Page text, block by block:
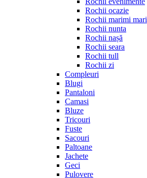
Rochii ocazie
Rochii marimi mari
Rochii nunta
Rochii nașă
Rochii seara
Rochii tull
Rochii zi
Compleuri
Blugi
Pantaloni
Camasi
Bluze
Tricouri
Fuste
Sacouri
Paltoane
Jachete
Geci
Pulovere